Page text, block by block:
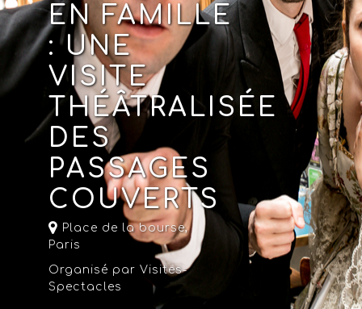
EN FAMILLE
: UNE
VISITE
THÉÂTRALISÉE
DES
PASSAGES
COUVERTS
Place de la bourse,
Paris
Organisé par Visites-
Spectacles